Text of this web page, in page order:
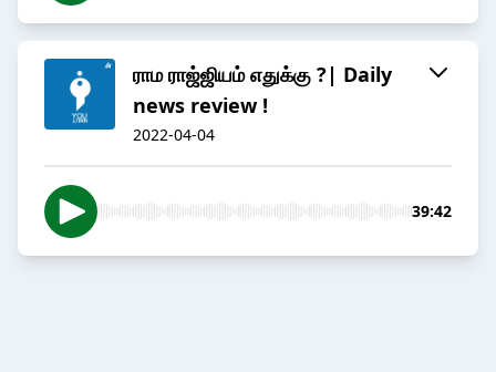
ராம ராஜ்ஜியம் எதுக்கு ?| Daily
news review !
2022-04-04
39:42